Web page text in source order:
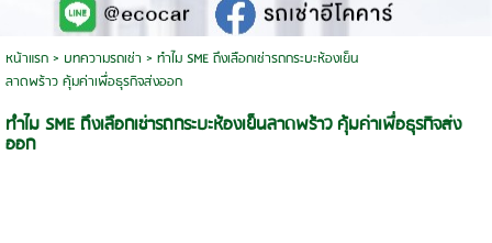
หน้าแรก> บทความรถเช่า > ทำไม SME ถึงเลือกเช่ารถกระบะห้องเย็น
ลาดพร้าว คุ้มค่าเพื่อธุรกิจส่งออก
ทำไม SME ถึงเลือกเช่ารถกระบะห้องเย็นลาดพร้าว คุ้มค่าเพื่อธุรกิจส่ง
ออก